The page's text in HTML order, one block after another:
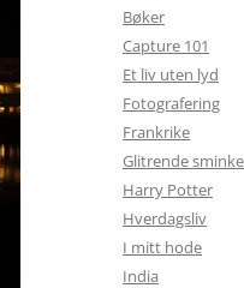
Bøker
Capture 101
Et liv uten lyd
Fotografering
Frankrike
Glitrende
Harry Potter
Hverdagsliv
I mitt hode
India